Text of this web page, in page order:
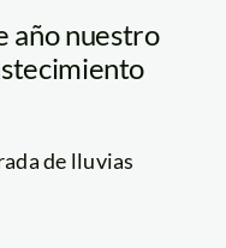
año nuestro
de lluvias